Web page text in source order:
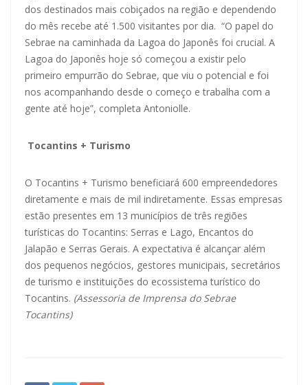
dos destinados mais cobiçados na região e dependendo
do mês recebe até 1.500 visitantes por dia. “O papel do
Sebrae na caminhada da Lagoa do Japonês foi crucial. A
Lagoa do Japonês hoje só começou a existir pelo
primeiro empurrão do Sebrae, que viu o potencial e foi
nos acompanhando desde o começo e trabalha com a
gente até hoje”, completa Antoniolle.
Tocantins + Turismo
O Tocantins + Turismo beneficiará 600 empreendedores
diretamente e mais de mil indiretamente. Essas empresas
estão presentes em 13 municípios de três regiões
turísticas do Tocantins: Serras e Lago, Encantos do
Jalapão e Serras Gerais. A expectativa é alcançar além
dos pequenos negócios, gestores municipais, secretários
de turismo e instituições do ecossistema turístico do
Tocantins. (Assessoria de Imprensa do Sebrae
Tocantins)